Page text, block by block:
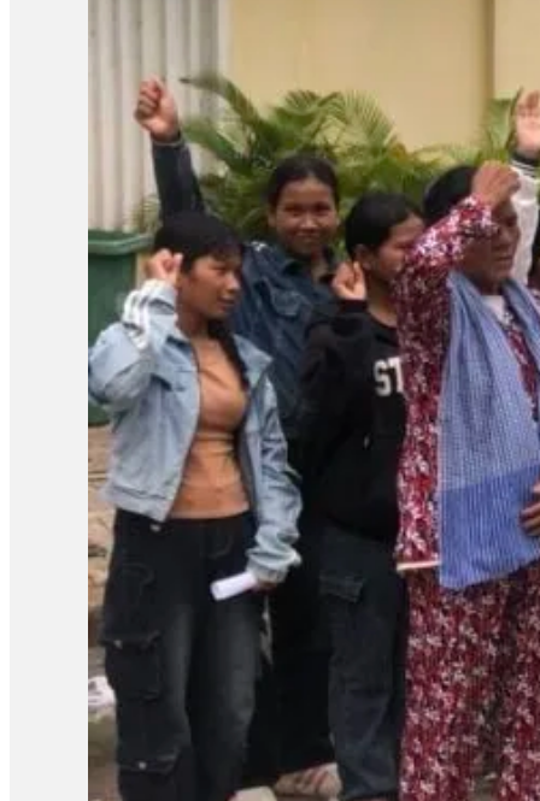
របស់បងប្រុសគាត់ ហើយអ្នកស្រីស្នើសុំតុលាការពិចារណាដោះលែងលោក
ទៅឱ្យនៅក្រៅឃុំតាមការស្នើសុំរបស់ក្រុមគ្រួសារ ហើយហ្នឹងក៏ជាសិទ្ធិរ
ករណីនេះ មន្រ្តីអង្កេតជាន់ខ្ពស់ នៃសមាគមន៍ការពារសិទ្ធិមនុស្ស និង
ពេលដែលច្បាប់កំណត់។ លោកថារដ្ឋាភិបាល និងតុលាការគួរដោះលែង
ទាន់បើកសវនាការផង ឃុំគាត់រហូតដល់លើសនីតិវិធីនៃការឃុំខ្លួនដែ
បន្ថែម៖ «គួរតែឈប់ធ្វើទុក្ខបុកម្នេញដល់ប្រជាពលរដ្ឋដែលធ្វើការង
សាសន៍របស់គាត់ ជាពិសេសអ្នកដែលធ្វើការងារសង្គមដូចជា២៣តុលា
ក្រោយពីពួកគាត់លើកឡើងពីគុណសម្បត្តិ និងគុណវិបត្តិ នៃការបង្កើត
សន្តិសុខសង្គម» ទាក់ទងនឹងការអធិប្បាយនានាពី CLV មានអ្នក
ដោយក្នុងសំណុំរឿងទី១មានលោក ស៊្រុន ស៊្រន កញ្ញា…